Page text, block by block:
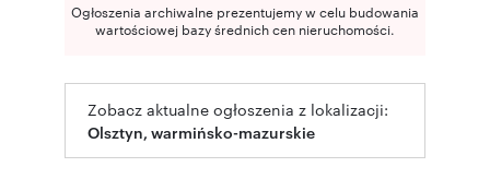
Ogłoszenia archiwalne prezentujemy w celu budowania
wartościowej bazy średnich cen nieruchomości.
Zobacz aktualne ogłoszenia z lokalizacji:
Olsztyn, warmińsko-mazurskie